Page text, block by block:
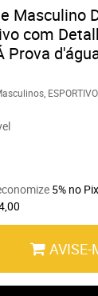
Masculino
com
Prova
5% no Pix
AVISE-